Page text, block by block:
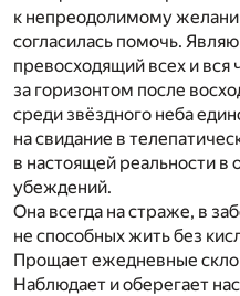
к непреодолимому
согласилась помочь.
превосходящий всех и вся
за горизонтом после
среди звёздного неба
на свидание в
в настоящей реальности
убеждений.
Она всегда на страже, в
не способных жить без
Прощает ежедневные
Наблюдает и оберегает